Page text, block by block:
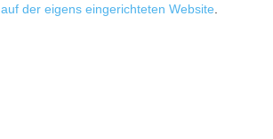
auf der eigens eingerichteten Website